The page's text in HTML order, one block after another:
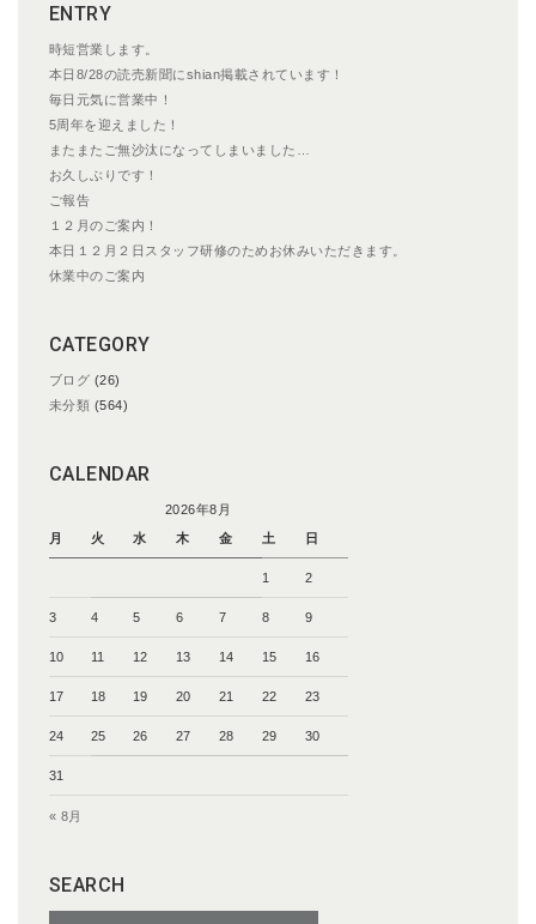
ENTRY
時短営業します。
本日8/28の読売新聞にshian掲載されています！
毎日元気に営業中！
5周年を迎えました！
またまたご無沙汰になってしまいました…
お久しぶりです！
ご報告
１２月のご案内！
本日１２月２日スタッフ研修のためお休みいただきます。
休業中のご案内
CATEGORY
ブログ (26)
未分類 (564)
CALENDAR
2026年8月
月
火 水 木 金 土 日
1 2
3 4 5 6 7 8 9
10 11 12 13 14 15 16
17 18 19 20 21 22 23
24 25 26 27 28 29 30
31
« 8月
SEARCH